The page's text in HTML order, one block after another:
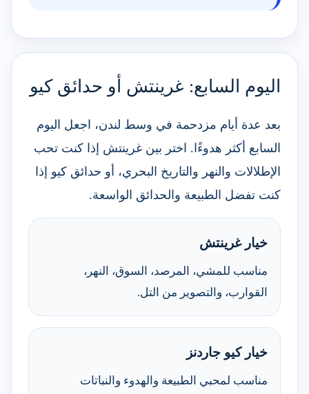
اليوم السابع: غرينتش أو حدائق كيو
بعد عدة أيام مزدحمة في وسط لندن، اجعل اليوم
السابع أكثر هدوءًا. اختر بين غرينتش إذا كنت تحب
الإطلالات والنهر والتاريخ البحري، أو حدائق كيو إذا
كنت تفضل الطبيعة والحدائق الواسعة.
خيار غرينتش
مناسب للمشي، المرصد، السوق، النهر،
القوارب، والتصوير من التل.
خيار كيو جاردنز
مناسب لمحبي الطبيعة والهدوء والنباتات